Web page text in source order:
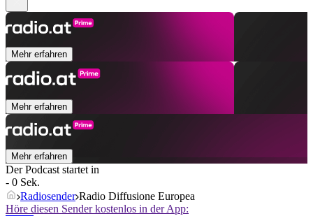
Mehr erfahren
Mehr erfahren
Mehr erfahren
Der Podcast startet in
- 0 Sek.
Radiosender Radio Diffusione Europea
Höre diesen Sender kostenlos in der App: